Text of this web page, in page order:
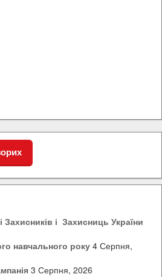
Захисників і Захисниць України
навчального року 4 Серпня,
3 Серпня, 2026